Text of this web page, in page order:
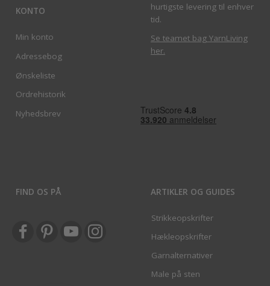
KONTO
Min konto
Adressebog
Ønskeliste
Ordrehistorik
Nyhedsbrev
hurtigste levering til enhver
tid.
Se teamet bag YarnLiving
her.
FIND OS PÅ ARTIKLER OG GUIDES
Strikkeopskrifter
Hækleopskrifter
Garnalternativer
Male på sten